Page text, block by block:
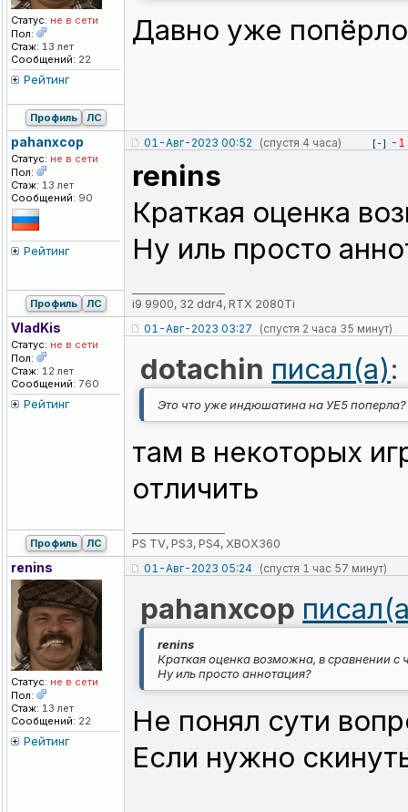
Статус: не в сети
Пол:
Стаж: 13 лет
Сообщений: 22
Рейтинг
Давно уже попёрло
Профиль ЛС
pahanxcop
Статус: не в сети
Пол:
Стаж: 13 лет
Сообщений: 90
Рейтинг
01-Авг-2023 00:52 (спустя 4 часа) [-] -1
renins
Краткая оценка
Ну иль просто
i9 9900, 32 ddr4, RTX 2080Ti
Профиль ЛС
VladKis
Статус: не в сети
Пол:
Стаж: 12 лет
Сообщений: 760
Рейтинг
01-Авг-2023 03:27 (спустя 2 часа 35 минут)
dotachin писал(а):
Это что уже индюшатина на УЕ5 поперла?
там в некоторых
отличить
PS TV, PS3, PS4, XBOX360
Профиль ЛС
renins
Статус: не в сети
Пол:
Стаж: 13 лет
Сообщений: 22
Рейтинг
01-Авг-2023 05:24 (спустя 1 час 57 минут)
pahanxcop
renins
Краткая оценка возможна, в сравнении с
Ну иль просто аннотация?
Не понял сути
Если нужно